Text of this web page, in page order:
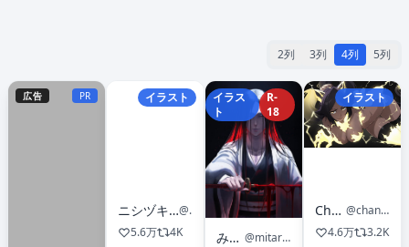
2列 3列 4列 5列
広告 PR イラスト
ニシヅキ シノ@Phenøa｜フェノア｜4/24 Release📸
@sino24tsuki
5.6万
4K
イラス
ト
R-
18
みたらし
@mitarashi0000
イラスト
Channy
@channyy19
4.6万
3.2K